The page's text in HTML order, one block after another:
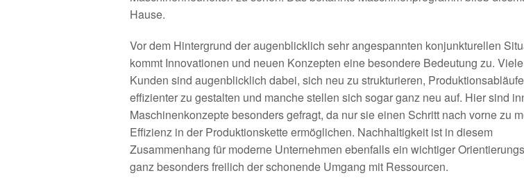
Hause.
Vor dem Hintergrund der augenblicklich sehr angespannten konjunkturellen
kommt Innovationen und neuen Konzepten eine besondere Bedeutung zu.
Kunden sind augenblicklich dabei, sich neu zu strukturieren, Produktionsabläufe
effizienter zu gestalten und manche stellen sich sogar ganz neu auf. Hier sind
Maschinenkonzepte besonders gefragt, da nur sie einen Schritt nach vorne zu
Effizienz in der Produktionskette ermöglichen. Nachhaltigkeit ist in diesem
Zusammenhang für moderne Unternehmen ebenfalls ein wichtiger
ganz besonders freilich der schonende Umgang mit Ressourcen.